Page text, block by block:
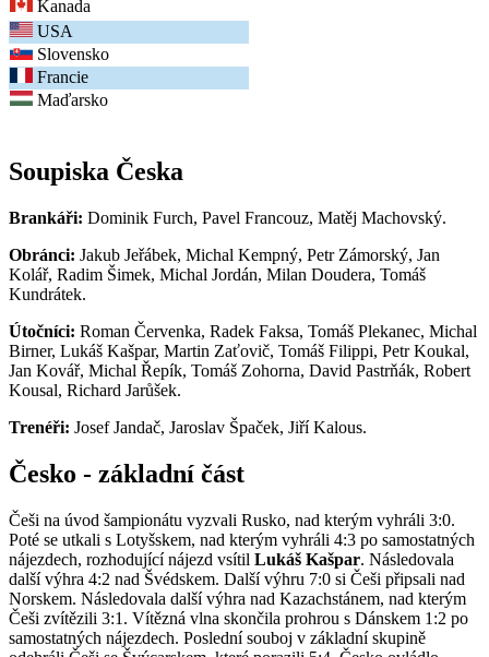
Kanada
USA
Slovensko
Francie
Maďarsko
Soupiska Česka
Brankáři: Dominik Furch, Pavel Francouz, Matěj Machovský.
Obránci: Jakub Jeřábek, Michal Kempný, Petr Zámorský, Jan
Kolář, Radim Šimek, Michal Jordán, Milan Doudera, Tomáš
Kundrátek.
Útočníci: Roman Červenka, Radek Faksa, Tomáš Plekanec, Michal
Birner, Lukáš Kašpar, Martin Zaťovič, Tomáš Filippi, Petr Koukal,
Jan Kovář, Michal Řepík, Tomáš Zohorna, David Pastrňák, Robert
Kousal, Richard Jarůšek.
Trenéři: Josef Jandač, Jaroslav Špaček, Jiří Kalous.
Česko - základní část
Češi na úvod šampionátu vyzvali Rusko, nad kterým vyhráli 3:0.
Poté se utkali s Lotyšskem, nad kterým vyhráli 4:3 po samostatných
nájezdech, rozhodující nájezd vsítil Lukáš Kašpar. Následovala
další výhra 4:2 nad Švédskem. Další výhru 7:0 si Češi připsali nad
Norskem. Následovala další výhra nad Kazachstánem, nad kterým
Češi zvítězili 3:1. Vítězná vlna skončila prohrou s Dánskem 1:2 po
samostatných nájezdech. Poslední souboj v základní skupině